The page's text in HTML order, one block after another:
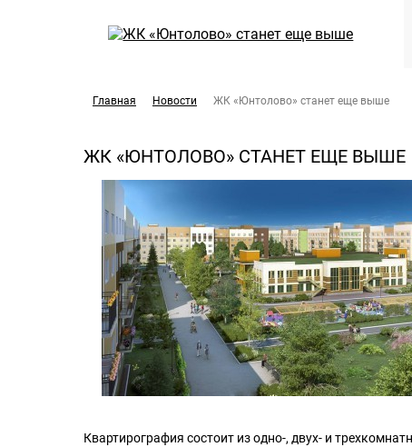
Главная Новости ЖК «Юнтолово» станет еще выше
ЖК «ЮНТОЛОВО» СТАНЕТ ЕЩЕ ВЫШЕ
Квартирография состоит из одно-, двух- и